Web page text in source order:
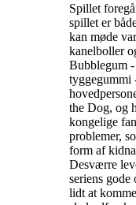
Spillet
spillet er
kan møde
kanelboller
Bubblegum
tyggegummi
the Dog, og
kongelige
problemer,
form af
Desværre
seriens
lidt at